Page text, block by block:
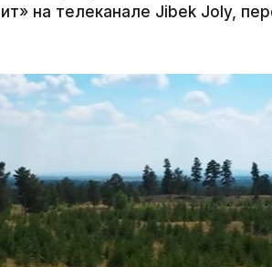
на телеканале Jibek Joly,